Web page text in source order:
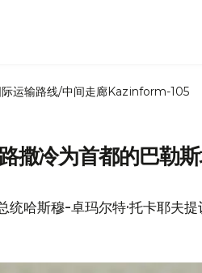
运输路线/中间走廊Kazinform-105
撒冷为首都的巴勒
统哈斯穆-卓玛尔特·托卡耶夫